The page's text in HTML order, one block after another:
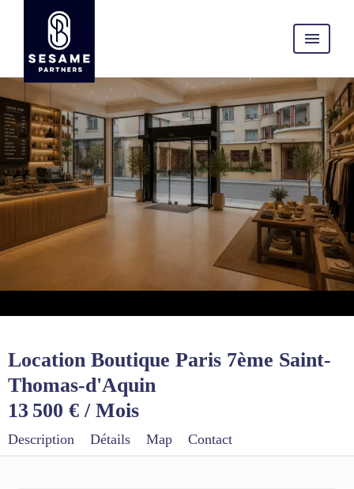
Location Boutique Paris 7ème Saint-
Thomas-d'Aquin
13 500 € / Mois
Description Détails Map Contact